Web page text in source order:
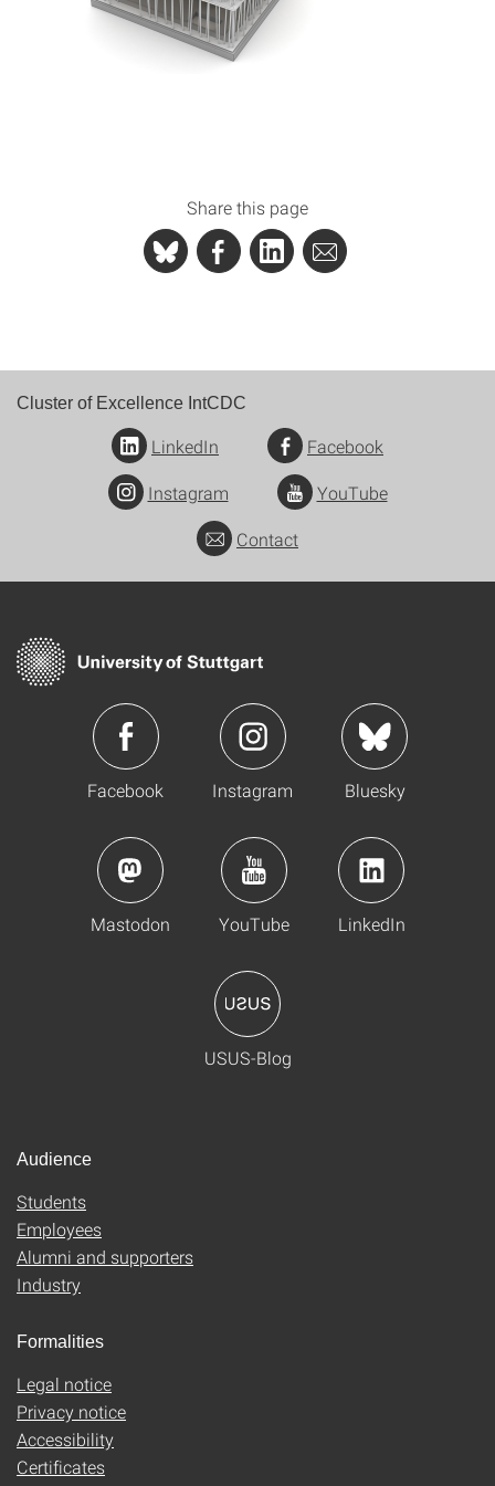
Share this page
Cluster of Excellence IntCDC
LinkedIn
Facebook
Instagram
YouTube
Contact
Facebook Instagram Bluesky
Mastodon YouTube LinkedIn
USUS-Blog
Audience
Students
Employees
Alumni and supporters
Industry
Formalities
Legal notice
Privacy notice
Accessibility
Certificates